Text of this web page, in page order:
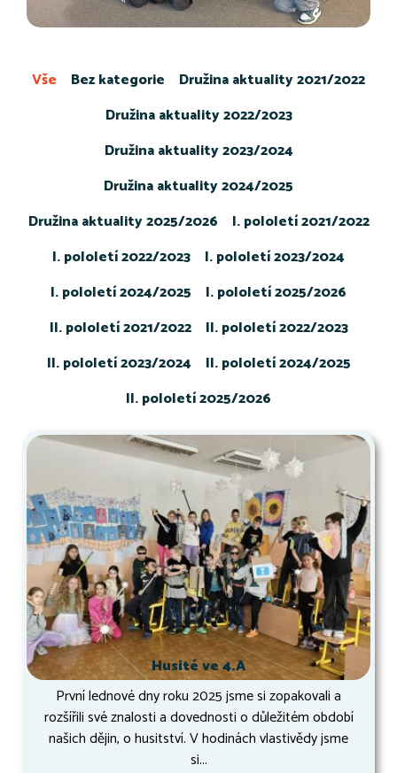
Bez kategorie
Družina aktuality 2021/2022
Družina aktuality 2022/2023
Družina aktuality 2023/2024
Družina aktuality 2024/2025
Družina aktuality 2025/2026
I. pololetí 2021/2022
I. pololetí 2022/2023
I. pololetí 2023/2024
I. pololetí 2024/2025
I. pololetí 2025/2026
II. pololetí 2021/2022
II. pololetí 2022/2023
II. pololetí 2023/2024
II. pololetí 2024/2025
II. pololetí 2025/2026
Vše
Husité ve 4.A
První lednové dny roku 2025 jsme si zopakovali a
rozšířili své znalosti a dovednosti o důležitém období
našich dějin, o husitství. V hodinách vlastivědy jsme
si...